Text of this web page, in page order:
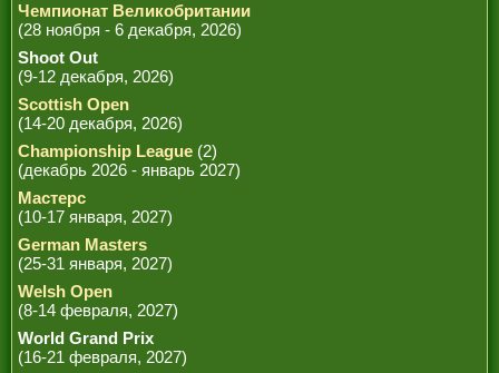
Чемпионат Великобритании
(28 ноября - 6 декабря, 2026)
Shoot Out
(9-12 декабря, 2026)
Scottish Open
(14-20 декабря, 2026)
Championship League (2)
(декабрь 2026 - январь 2027)
Мастерс
(10-17 января, 2027)
German Masters
(25-31 января, 2027)
Welsh Open
(8-14 февраля, 2027)
World Grand Prix
(16-21 февраля, 2027)